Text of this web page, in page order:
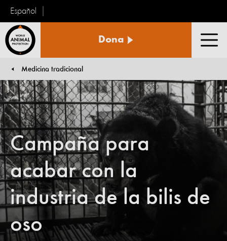
Español
Animal
Dona
Medicina tradicional
Campaña para
acabar con la
industria de la bilis de
oso